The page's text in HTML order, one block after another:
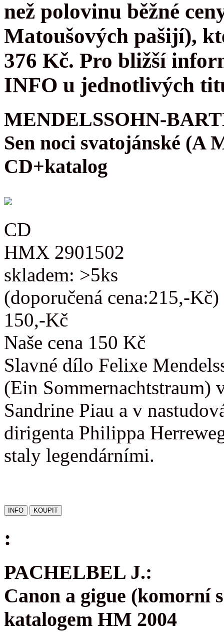
než polovinu běžné
Matoušových pašijí),
376 Kč. Pro bližší
INFO u jednotlivých
MENDELSSOHN-
Sen noci svatojánské (A
CD+katalog
CD
HMX 2901502
skladem: >5ks
(doporučená cena:215,-Kč)
150,-Kč
Naše cena 150 Kč
Slavné dílo Felixe
(Ein Sommernachtstraum)
Sandrine Piau a v
dirigenta Philippa
staly legendárními.
:
PACHELBEL J.:
Canon a gigue (komorní
katalogem HM 2004